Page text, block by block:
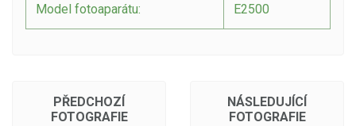
Model fotoaparátu: E2500
PŘEDCHOZÍ
FOTOGRAFIE
NÁSLEDUJÍCÍ
FOTOGRAFIE